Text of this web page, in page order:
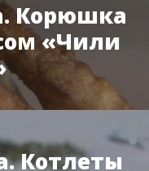
Корюшка
«Чили
Котлеты